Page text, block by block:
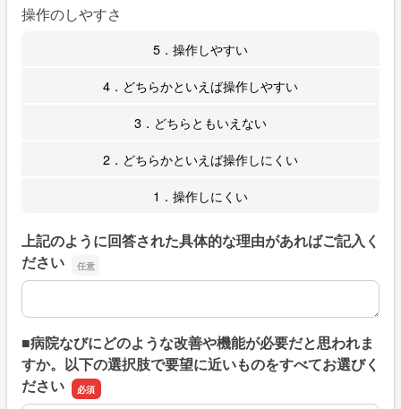
操作のしやすさ
5．操作しやすい
4．どちらかといえば操作しやすい
3．どちらともいえない
2．どちらかといえば操作しにくい
1．操作しにくい
上記のように回答された具体的な理由があればご記入く
ださい
上記のように回答された具体的な理由があればご記入くだ
■病院なびにどのような改善や機能が必要だと思われま
すか。以下の選択肢で要望に近いものをすべてお選びく
ださい